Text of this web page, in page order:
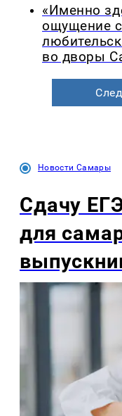
«Именно
ощущение
во дворы
Новости Самары
Сдачу
для